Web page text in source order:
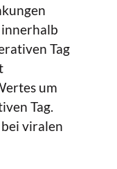
Tag
um
Tag.
viralen